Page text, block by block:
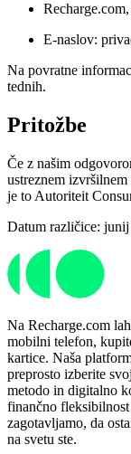
E-naslov:
Na povratne
tednih.
Pritožbe
Če z našim
ustreznem
je to Autoriteit
Datum različice:
Na Recharge.com
mobilni telefon,
kartice. Naša
preprosto izberite
metodo in digitalno
finančno
zagotavljamo, da
na svetu ste.